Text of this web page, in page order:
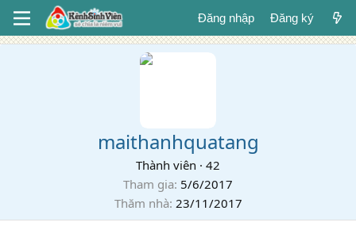
Đăng nhập Đăng ký
maithanhquatang
Thành viên · 42
Tham gia 5/6/2017
Thăm nhà 23/11/2017